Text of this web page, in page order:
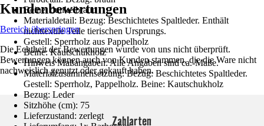
Beine: dunkelbraun
Materialdetail: Bezug: Beschichtetes Spaltleder. Enthält
nichttextile Teile tierischen Ursprungs.
Gestell: Sperrholz aus Pappelholz
Beine: Kautschukholz
Hinweis Maßangaben: Alle Angaben sind ca.-Maße.
Materialzusammensetzung: Bezug: Beschichtetes Spaltleder.
Gestell: Sperrholz, Pappelholz. Beine: Kautschukholz
Bezug: Leder
Sitzhöhe (cm): 75
Lieferzustand: zerlegt
Kundenbewertungen
Bereich überspringen
Die Echtheit der Bewertungen wurde von uns nicht überprüft.
Bewertungen können auch von Kunden stammen, die die Ware nicht
nachweislich genutzt oder gekauft haben.
Zahlarten